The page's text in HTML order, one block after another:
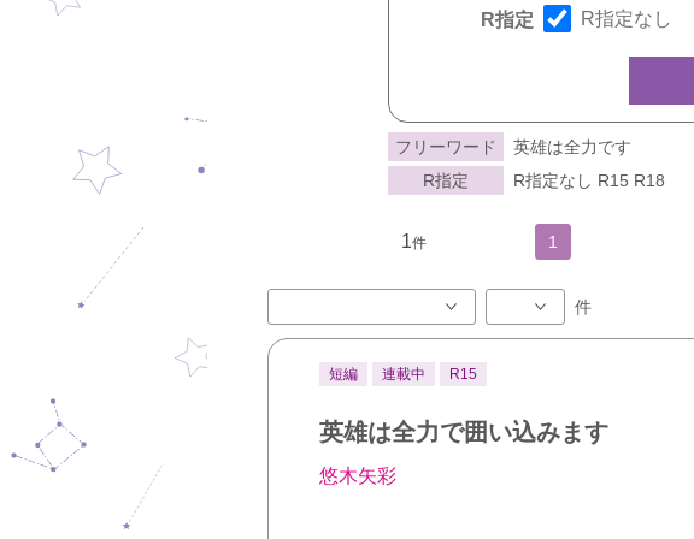
R指定 R指定なし
フリーワード
英雄は全力です
R指定
R指定なし R15 R18
1件 1
件
短編 連載中 R15
英雄は全力で囲い込みます
悠木矢彩